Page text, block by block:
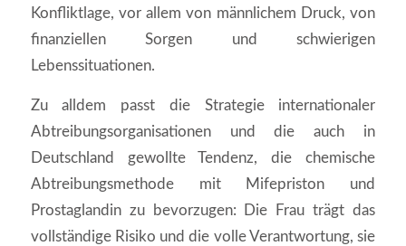
Konfliktlage, vor allem von männlichem Druck, von
finanziellen Sorgen und schwierigen
Lebenssituationen.
Zu alldem passt die Strategie internationaler
Abtreibungsorganisationen und die auch in
Deutschland gewollte Tendenz, die chemische
Abtreibungsmethode mit Mifepriston und
Prostaglandin zu bevorzugen: Die Frau trägt das
vollständige Risiko und die volle Verantwortung, sie